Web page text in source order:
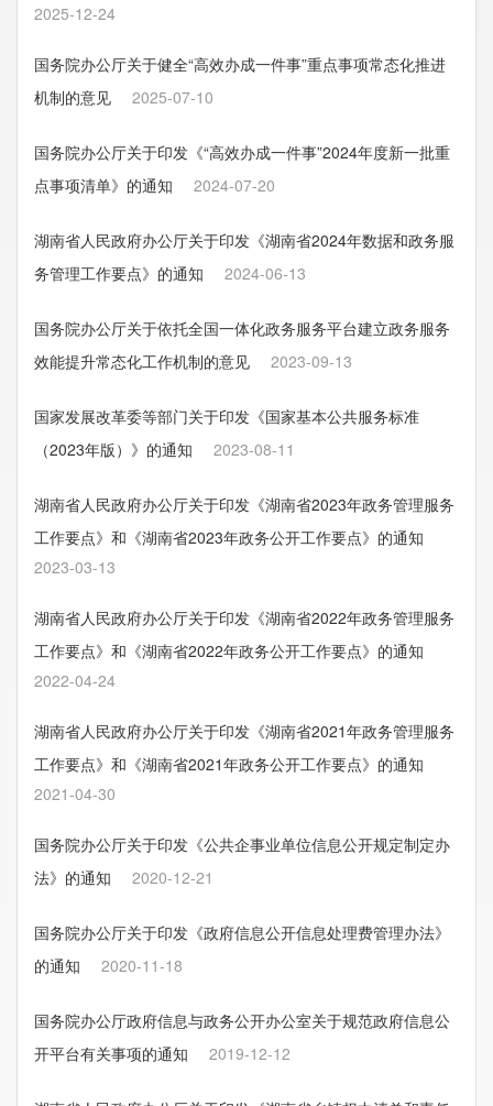
2025-12-24
国务院办公厅关于健全“高效办成一件事”重点事项常态化推进
机制的意见
2025-07-10
国务院办公厅关于印发《“高效办成一件事”2024年度新一批重
点事项清单》的通知
2024-07-20
湖南省人民政府办公厅关于印发《湖南省2024年数据和政务服
务管理工作要点》的通知
2024-06-13
国务院办公厅关于依托全国一体化政务服务平台建立政务服务
效能提升常态化工作机制的意见
2023-09-13
国家发展改革委等部门关于印发《国家基本公共服务标准
（2023年版）》的通知
2023-08-11
湖南省人民政府办公厅关于印发《湖南省2023年政务管理服务
工作要点》和《湖南省2023年政务公开工作要点》的通知
2023-03-13
湖南省人民政府办公厅关于印发《湖南省2022年政务管理服务
工作要点》和《湖南省2022年政务公开工作要点》的通知
2022-04-24
湖南省人民政府办公厅关于印发《湖南省2021年政务管理服务
工作要点》和《湖南省2021年政务公开工作要点》的通知
2021-04-30
国务院办公厅关于印发《公共企事业单位信息公开规定制定办
法》的通知
2020-12-21
国务院办公厅关于印发《政府信息公开信息处理费管理办法》
的通知
2020-11-18
国务院办公厅政府信息与政务公开办公室关于规范政府信息公
开平台有关事项的通知
2019-12-12